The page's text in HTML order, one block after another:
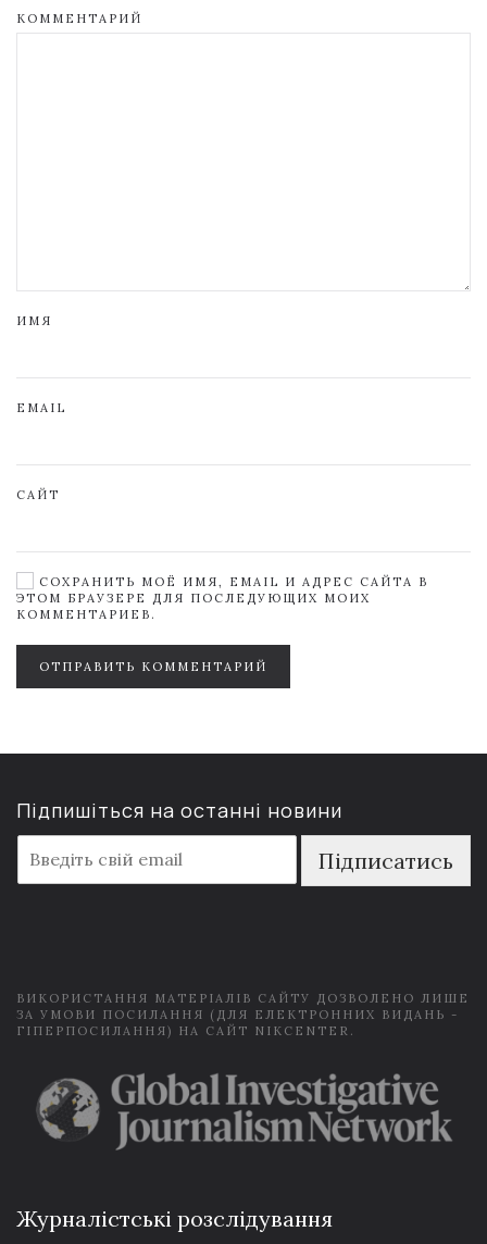
КОММЕНТАРИЙ
ИМЯ
EMAIL
САЙТ
СОХРАНИТЬ МОЁ ИМЯ, EMAIL И АДРЕС САЙТА В
ЭТОМ БРАУЗЕРЕ ДЛЯ ПОСЛЕДУЮЩИХ МОИХ
КОММЕНТАРИЕВ.
ОТПРАВИТЬ КОММЕНТАРИЙ
Підпишіться на останні новини
m
a
Підписатись
ВИКОРИСТАННЯ МАТЕРІАЛІВ САЙТУ ДОЗВОЛЕНО ЛИШЕ
ЗА УМОВИ ПОСИЛАННЯ (ДЛЯ ЕЛЕКТРОННИХ ВИДАНЬ -
ГІПЕРПОСИЛАННЯ) НА САЙТ NIKCENTER.
Журналістські розслідування